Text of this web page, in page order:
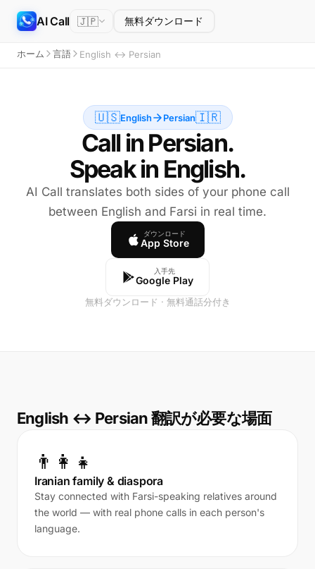
AI Call 🇯🇵 無料ダウンロード
ホーム 言語 English ↔ Persian
🇺🇸English Persian🇮🇷
Call in Persian.
Speak in English.
AI Call translates both sides of your phone call
between English and Farsi in real time.
ダウンロード
App Store
入手先
Google Play
無料ダウンロード · 無料通話分付き
English ↔ Persian 翻訳が必要な場面
👨‍👩‍👧
Iranian family & diaspora
Stay connected with Farsi-speaking relatives around
the world — with real phone calls in each person's
language.